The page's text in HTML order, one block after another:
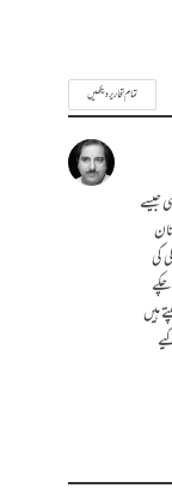
تمام تحاریر دیکھیں
جیسے
کی
ہیں